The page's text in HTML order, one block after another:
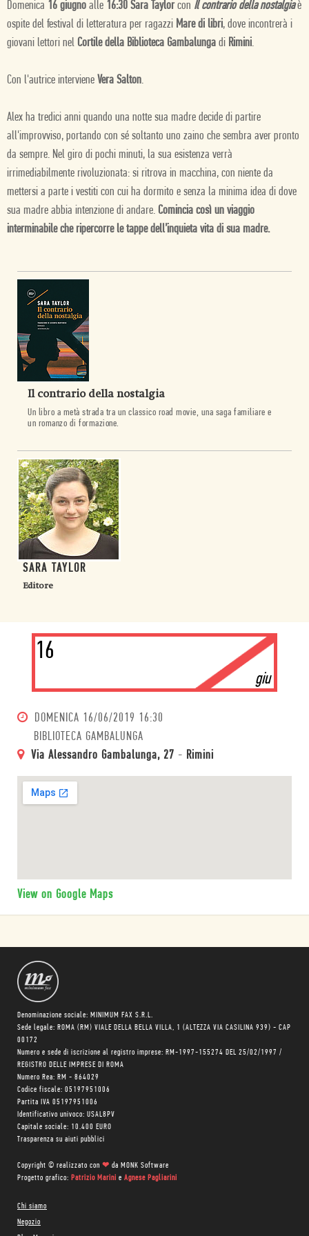
Domenica 16 giugno alle 16:30 Sara Taylorcon Il contrario della nostalgiaè
ospite del festival di letteratura per ragazzi Mare di libri, dove incontrerà i
giovani lettori nel Cortile della Biblioteca Gambalunga di Rimini.
Con l'autrice interviene Vera Salton.
Alex ha tredici anni quando una notte sua madre decide di partire
all'improvviso, portando con sé soltanto uno zaino che sembra aver pronto
da sempre. Nel giro di pochi minuti, la sua esistenza verrà
irrimediabilmente rivoluzionata: si ritrova in macchina, con niente da
mettersi a parte i vestiti con cui ha dormito e senza la minima idea di dove
sua madre abbia intenzione di andare. Comincia così un viaggio
interminabile che ripercorre le tappe dell’inquieta vita di sua madre.
Il contrario della nostalgia
Un libro a metà strada tra un classico road movie, una saga familiare e
un romanzo di formazione.
SARA TAYLOR
Editore
16
giu
DOMENICA 16/06/2019 16:30
BIBLIOTECA GAMBALUNGA
Via Alessandro Gambalunga, 27 - Rimini
View on Google Maps
Denominazione sociale: MINIMUM FAX S.R.L.
Sede legale: ROMA (RM) VIALE DELLA BELLA VILLA, 1 (ALTEZZA VIA CASILINA 939) - CAP
00172
Numero e sede di iscrizione al registro imprese: RM-1997-155274 DEL 25/02/1997 /
REGISTRO DELLE IMPRESE DI ROMA
Numero Rea: RM - 864029
Codice fiscale: 05197951006
Partita IVA 05197951006
Identificativo univoco: USAL8PV
Capitale sociale: 10.400 EURO
Trasparenza su aiuti pubblici
Copyright © realizzato con ❤ da MONK Software
Progetto grafico: Patrizio Marini e Agnese Pagliarini
Chi siamo
Negozio